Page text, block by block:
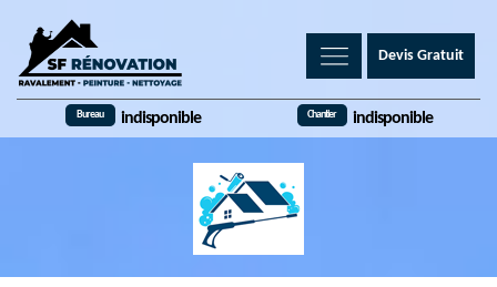
Devis Gratuit
Bureau indisponible Chantier indisponible